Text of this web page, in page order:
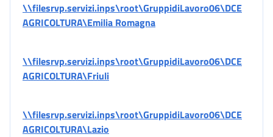
\\filesrvp.servizi.inps\root\GruppidiLavoro06\DCE
AGRICOLTURA\Emilia Romagna
\\filesrvp.servizi.inps\root\GruppidiLavoro06\DCE
AGRICOLTURA\Friuli
\\filesrvp.servizi.inps\root\GruppidiLavoro06\DCE
AGRICOLTURA\Lazio